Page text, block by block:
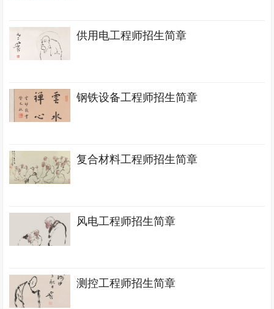
供用电工程师招生简章
钢铁设备工程师招生简章
复合材料工程师招生简章
风电工程师招生简章
测控工程师招生简章